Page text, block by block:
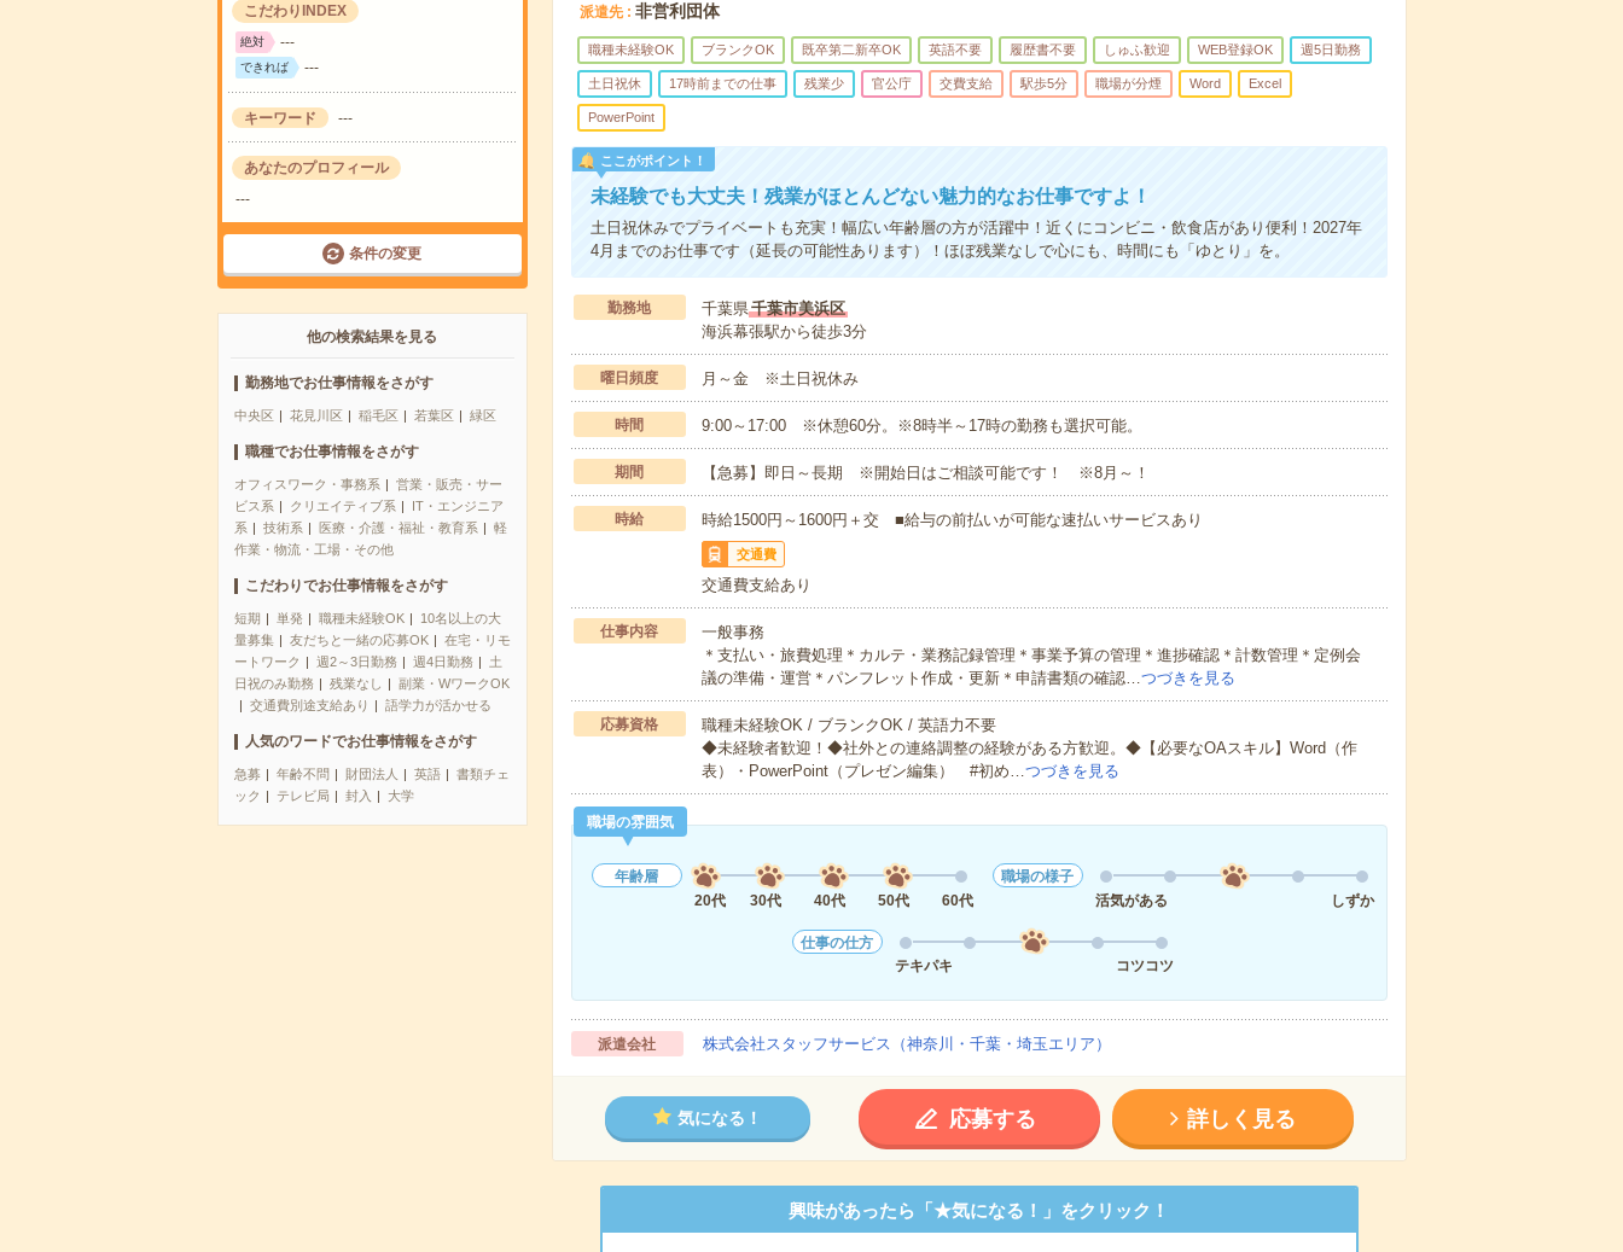
こだわりINDEX
絶対 ---
できれば ---
キーワード ---
あなたのプロフィール
---
条件の変更
他の検索結果を見る
勤務地でお仕事情報をさがす
中央区 花見川区 稲毛区 若葉区 緑区
職種でお仕事情報をさがす
オフィスワーク・事務系
営業・販売・サー
ビス系
クリエイティブ系
IT・エンジニア
系
技術系 医療・介護・福祉・教育系
軽
作業・物流・工場・その他
こだわりでお仕事情報をさがす
短期 単発 職種未経験OK
10名以上の大
量募集
友だちと一緒の応募OK
在宅・リモ
ートワーク
週2～3日勤務 週4日勤務
土
日祝のみ勤務
残業なし
副業・WワークOK
交通費別途支給あり
語学力が活かせる
人気のワードでお仕事情報をさがす
急募 年齢不問 財団法人 英語
書類チェ
ック
テレビ局 封入 大学
派遣先 非営利団体
職種未経験OK ブランクOK 既卒第二新卒OK 英語不要 履歴書不要 しゅふ歓迎 WEB登録OK 週5日勤務
土日祝休 17時前までの仕事 残業少 官公庁 交費支給 駅歩5分 職場が分煙 Word Excel
PowerPoint
ここがポイント！
未経験でも大丈夫！残業がほとんどない魅力的なお仕事ですよ！
土日祝休みでプライベートも充実！幅広い年齢層の方が活躍中！近くにコンビニ・飲食店があり便利！2027年
4月までのお仕事です（延長の可能性あります）！ほぼ残業なしで心にも、時間にも「ゆとり」を。
勤務地 千葉県千葉市美浜区
海浜幕張駅から徒歩3分
曜日頻度 月～金 ※土日祝休み
時間 9:00～17:00 ※休憩60分。※8時半～17時の勤務も選択可能。
期間 【急募】即日～長期 ※開始日はご相談可能です！ ※8月～！
時給 時給1500円～1600円＋交 ■給与の前払いが可能な速払いサービスあり
交通費
交通費支給あり
仕事内容
一般事務
＊支払い・旅費処理＊カルテ・業務記録管理＊事業予算の管理＊進捗確認＊計数管理＊定例会
議の準備・運営＊パンフレット作成・更新＊申請書類の確認…つづきを見る
応募資格
職種未経験OK / ブランクOK / 英語力不要
◆未経験者歓迎！◆社外との連絡調整の経験がある方歓迎。◆【必要なOAスキル】Word（作
表）・PowerPoint（プレゼン編集） #初め…つづきを見る
職場の雰囲気
年齢層
20代
30代 40代 50代 60代
職場の様子
活気がある
しずか
仕事の仕方
テキパキ
コツコツ
派遣会社 株式会社スタッフサービス（神奈川・千葉・埼玉エリア）
気になる！ 応募する 詳しく見る
興味があったら「★気になる！」をクリック！